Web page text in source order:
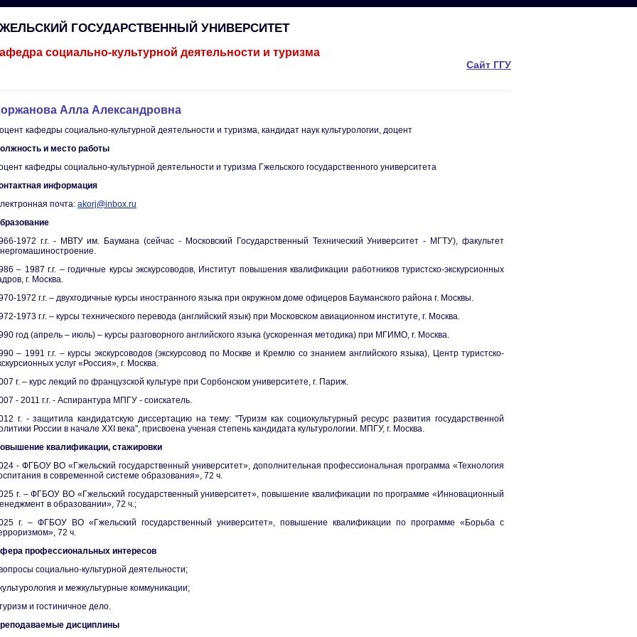
ГОСУДАРСТВЕННЫЙ УНИВЕРСИТЕТ
социально-культурной деятельности и туризма
Сайт ГГУ
Алла Александровна
кафедры социально-культурной деятельности и туризма, кандидат наук культурологии, доцент
и место работы
кафедры социально-культурной деятельности и туризма Гжельского государственного университета
информация
почта: akorj@inbox.ru
1972 г.г. - МВТУ им. Баумана (сейчас - Московский Государственный Технический Университет - МГТУ), факультет
– 1987 г.г. – годичные курсы экскурсоводов, Институт повышения квалификации работников туристско-экскурсионных
г. Москва.
1972 г.г. – двухгодичные курсы иностранного языка при окружном доме офицеров Бауманского района г. Москвы.
1973 г.г. – курсы технического перевода (английский язык) при Московском авиационном институте, г. Москва.
год (апрель – июль) – курсы разговорного английского языка (ускоренная методика) при МГИМО, г. Москва.
– 1991 г.г. – курсы экскурсоводов (экскурсовод по Москве и Кремлю со знанием английского языка), Центр туристско-
услуг «Россия», г. Москва.
г. – курс лекций по французской культуре при Сорбонском университете, г. Париж.
- 2011 г.г. - Аспирантура МПГУ - соискатель.
г. - защитила кандидатскую диссертацию на тему: "Туризм как социокультурный ресурс развития государственной
России в начале ХХI века", присвоена ученая степень кандидата культурологии. МПГУ, г. Москва.
квалификации, стажировки
- ФГБОУ ВО «Гжельский государственный университет», дополнительная профессиональная программа «Технология
в современной системе образования», 72 ч.
г. – ФГБОУ ВО «Гжельский государственный университет», повышение квалификации по программе «Инновационный
в образовании», 72 ч.;
г. – ФГБОУ ВО «Гжельский государственный университет», повышение квалификации по программе «Борьба с
72 ч.
профессиональных интересов
социально-культурной деятельности;
и межкультурные коммуникации;
и гостиничное дело.
дисциплины